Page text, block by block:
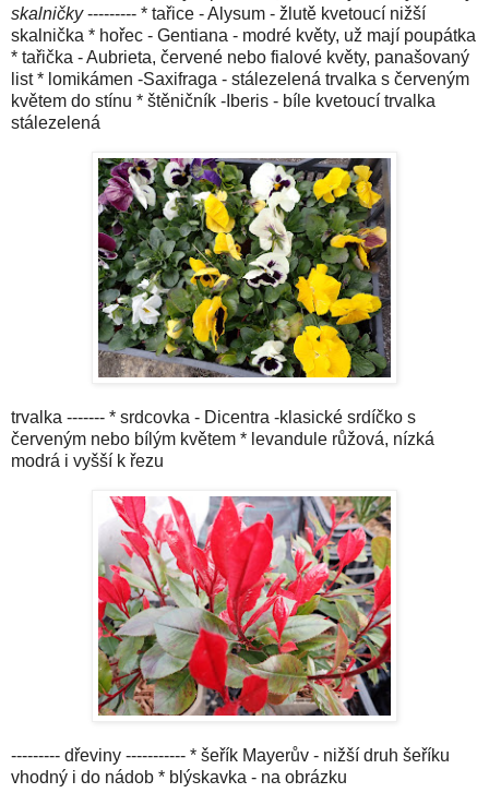
skalničky--------- * tařice - Alysum - žlutě kvetoucí nižší
skalnička * hořec - Gentiana - modré květy, už mají poupátka
* tařička - Aubrieta, červené nebo fialové květy, panašovaný
list * lomikámen -Saxifraga - stálezelená trvalka s červeným
květem do stínu * štěničník -Iberis - bíle kvetoucí trvalka
stálezelená
trvalka ------- * srdcovka - Dicentra -klasické srdíčko s
červeným nebo bílým květem * levandule růžová, nízká
modrá i vyšší k řezu
--------- dřeviny ----------- * šeřík Mayerův - nižší druh šeříku
vhodný i do nádob * blýskavka - na obrázku